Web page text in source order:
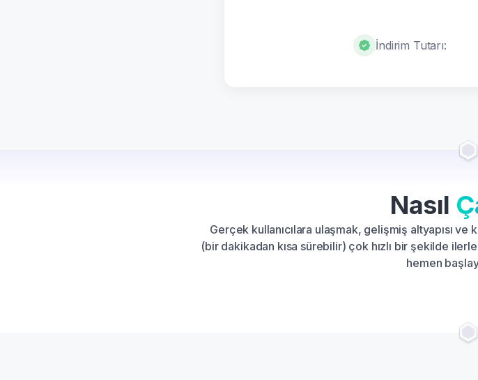
İndirim Tutarı:
Nasıl
Gerçek kullanıcılara ulaşmak, gelişmiş altyapısı
(bir dakikadan kısa sürebilir) çok hızlı bir şekilde
hemen